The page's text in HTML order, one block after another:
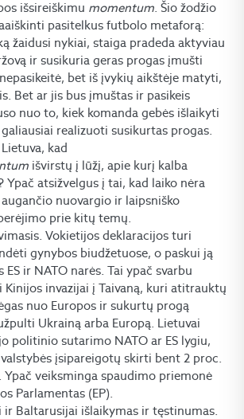
išsireiškimu momentum. Šio žodžio
pasitelkus futbolo metaforą:
žaidusi nykiai, staiga pradeda aktyviau
ir susikuria geras progas įmušti
bet iš įvykių aikštėje matyti,
Bet ar jis bus įmuštas ir pasikeis
nuo to, kiek komanda gebės išlaikyti
realizuoti susikurtas progas.
kad
išvirstų į lūžį, apie kurį kalba
Ypač atsižvelgus į tai, kad laiko nėra
nuovargio ir laipsniško
prie kitų temų.
Vokietijos deklaracijos turi
gynybos biudžetuose, o paskui ją
ir NATO narės. Tai ypač svarbu
invazijai į Taivaną, kuri atitrauktų
nuo Europos ir sukurtų progą
Ukrainą arba Europą. Lietuvai
politinio sutarimo NATO ar ES lygiu,
įsipareigotų skirti bent 2 proc.
Ypač veiksminga spaudimo priemonė
Parlamentas (EP).
ir Baltarusijai išlaikymas ir tęstinumas.